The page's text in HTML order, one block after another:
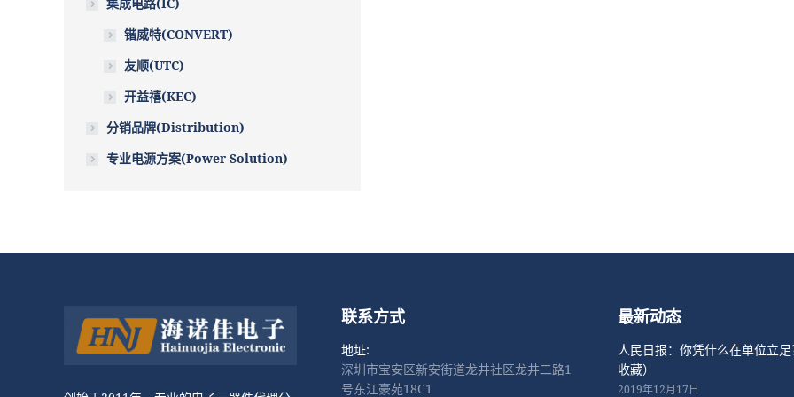
锴威特(CONVERT)
友顺(UTC)
开益禧(KEC)
分销品牌(Distribution)
专业电源方案(Power Solution)
联系方式
地址:
深圳市宝安区新安街道龙井社区龙井二路1
号东江豪苑18C1
最新动态
人民日报：你凭什么在单位立
收藏）
2019年12月17日